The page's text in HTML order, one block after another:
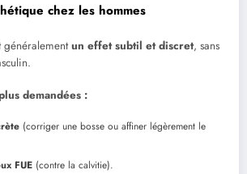
chez les hommes
généralementun effet subtil et discret, sans
demandées :
(corriger une bosse ou affiner légèrement le
FUE (contre la calvitie).